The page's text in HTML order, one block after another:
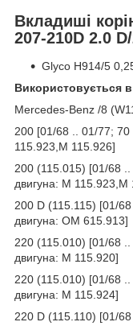
Вкладиші
207-210D 2.0
Glyco H914/5
Використовується
Mercedes-Benz /8
200 [01/68 .. 01/77; 70
115.923,M 115.926]
200 (115.015) [01/68
двигуна: M 115.923,M
200 D (115.115) [01/
двигуна: OM 615.913]
220 (115.010) [01/68
двигуна: M 115.920]
220 (115.010) [01/68
двигуна: M 115.924]
220 D (115.110) [01/